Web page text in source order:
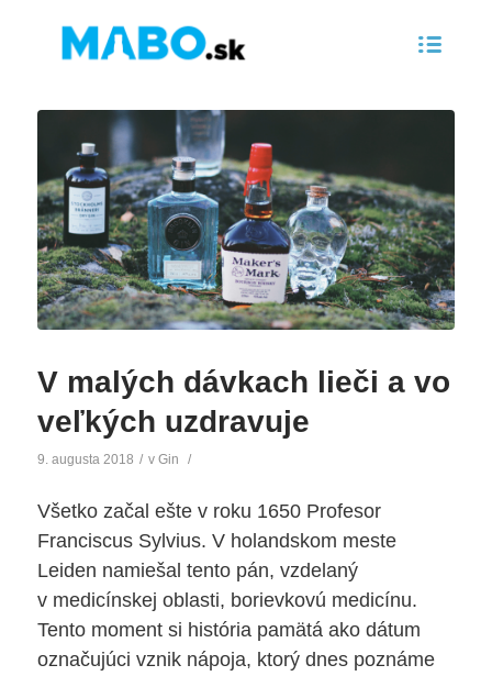
V malých dávkach lieči a vo
veľkých uzdravuje
9. augusta 2018 / v Gin /
Všetko začal ešte v roku 1650 Profesor
Franciscus Sylvius. V holandskom meste
Leiden namiešal tento pán, vzdelaný
v medicínskej oblasti, borievkovú medicínu.
Tento moment si história pamätá ako dátum
označujúci vznik nápoja, ktorý dnes poznáme